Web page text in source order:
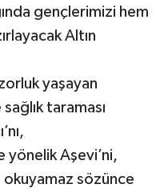
gençlerimizi hem
Altın
yaşayan
taraması
yönelik Aşevi’ni,
sözünce